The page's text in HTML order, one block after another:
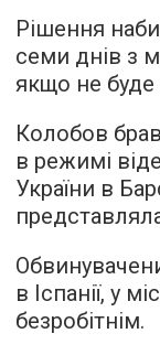
Рішення
семи днів з
якщо не
Колобов брав
в режимі
України в
в Іспанії, у
безробітнім.